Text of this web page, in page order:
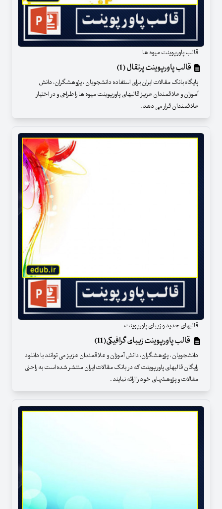
قالب پاورپوینت میوه ها
قالب پاورپوینت پرتقال (1)
پایگاه بانک مقالات ایران برای استفاده دانشجویان ، پژوهشگران، دانش
آموزان و علاقمندان عزیز قالبهای پاورپوینت میوه ها را طراحی و در اختیار
علاقمندان قرار می دهد .
قالبهای جدید و زیبای پاورپوینت
قالب پاورپوینت زیبای گرافیکی(11)
دانشجویان ، پژوهشگران، دانش آموزان و علاقمندان عزیز می توانند با دانلود
رایگان قالبهای پاورپوینت که در بانک مقالات ایران منتشر شده است به راحتی
مقالات و پژوهشهای خود را ارائه نمایند .